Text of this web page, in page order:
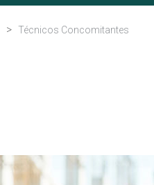
Técnicos Concomitantes